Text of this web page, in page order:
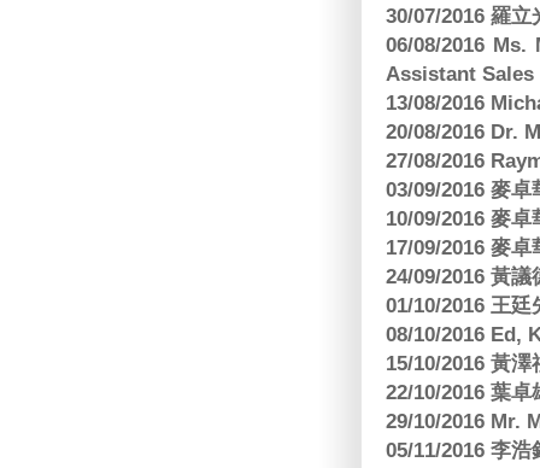
30/07/2016 羅
06/08/2016
Assistant Sales
13/08/2016
20/08/2016 Dr.
27/08/2016
03/09/2016 麥
10/09/2016 麥
17/09/2016 麥
24/09/2016 黃
01/10/2016 王
08/10/2016 Ed,
15/10/2016 黃
22/10/2016 葉
29/10/2016 Mr.
05/11/2016 李